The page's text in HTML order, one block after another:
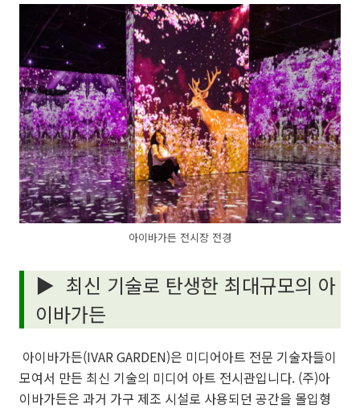
아이바가든 전시장 전경
▶ 최신 기술로 탄생한 최대규모의 아
이바가든
아이바가든(IVAR GARDEN)은 미디어아트 전문 기술자들이
모여서 만든 최신 기술의 미디어 아트 전시관입니다. (주)아
이바가든은 과거 가구 제조 시설로 사용되던 공간을 몰입형